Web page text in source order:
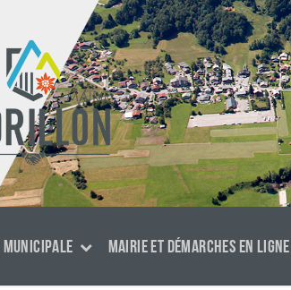
MAIRIE ET DÉMARCHES EN LIGNE